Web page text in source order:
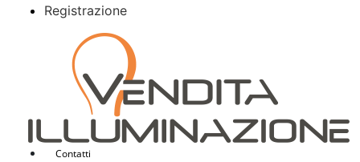
Registrazione
Contatti